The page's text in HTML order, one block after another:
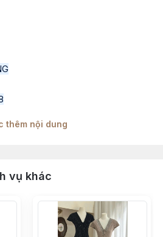
khảo theo đúng tinh thần sản
tham khảo thêm số đo thực tế để
của từng đợt vải sẽ có độ chênh
từ nhà máy sản xuất
thêm nội dung
vụ khác